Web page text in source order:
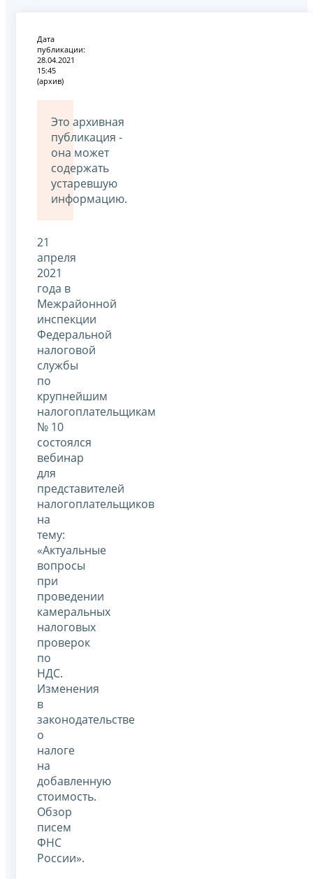
Дата
публикации:
28.04.2021
15:45
(архив)
Это архивная
публикация -
она может
содержать
устаревшую
информацию.
21
апреля
2021
года в
Межрайонной
инспекции
Федеральной
налоговой
службы
по
крупнейшим
налогоплательщикам
№ 10
состоялся
вебинар
для
представителей
налогоплательщиков
на
тему:
«Актуальные
вопросы
при
проведении
камеральных
налоговых
проверок
по
НДС.
Изменения
в
законодательстве
о
налоге
на
добавленную
стоимость.
Обзор
писем
ФНС
России».